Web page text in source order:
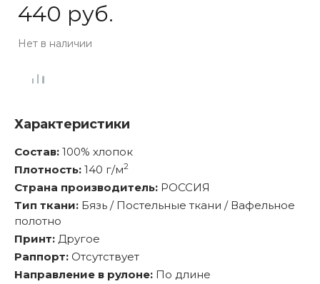
440 руб.
Нет в наличии
Характеристики
Состав: 100% хлопок
Плотность: 140 г/м2
Страна производитель: РОССИЯ
Тип ткани: Бязь / Постельные ткани / Вафельное
полотно
Принт: Другое
Раппорт: Отсутствует
Направление в рулоне: По длине